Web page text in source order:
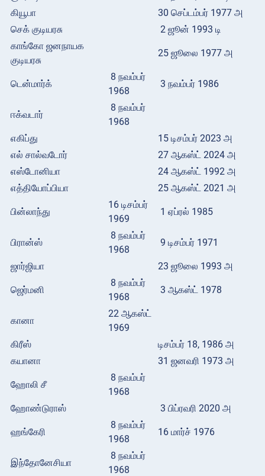
கியூபா
30 செப்டம்பர் 1977 அ
செக் குடியரசு
2 ஜூன் 1993 டி
காங்கோ ஜனநாயக
குடியரசு
25 ஜூலை 1977 அ
டென்மார்க்
8 நவம்பர்
1968
3 நவம்பர் 1986
ஈக்வடார்
8 நவம்பர்
1968
எகிப்து
15 டிசம்பர் 2023 அ
எல் சால்வடோர்
27 ஆகஸ்ட் 2024 அ
எஸ்டோனியா
24 ஆகஸ்ட் 1992 அ
எத்தியோப்பியா
25 ஆகஸ்ட் 2021 அ
பின்லாந்து
16 டிசம்பர்
1969
1 ஏப்ரல் 1985
பிரான்ஸ்
8 நவம்பர்
1968
9 டிசம்பர் 1971
ஜார்ஜியா 23 ஜூலை 1993 அ
ஜெர்மனி
8 நவம்பர்
1968
3 ஆகஸ்ட் 1978
கானா
22 ஆகஸ்ட்
1969
கிரீஸ்
டிசம்பர் 18, 1986 அ
கயானா
31 ஜனவரி 1973 அ
ஹோலி சீ
8 நவம்பர்
1968
ஹோண்டுராஸ்
3 பிப்ரவரி 2020 அ
ஹங்கேரி
8 நவம்பர்
1968
16 மார்ச் 1976
இந்தோனேசியா
8 நவம்பர்
1968